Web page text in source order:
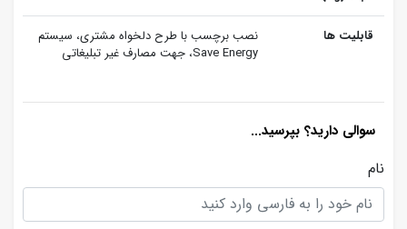
قابلیت ها
نصب برچسب با طرح دلخواه مشتری، سیستم
Save Energy، جهت مصارف غیر تبلیغاتی
سوالی دارید؟ بپرسید...
نام